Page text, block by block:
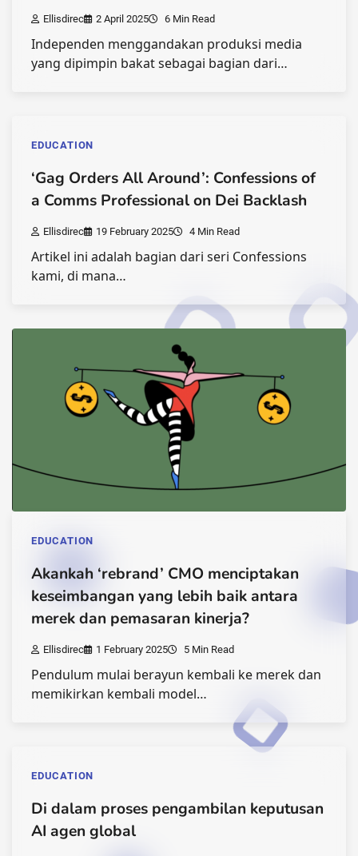
Ellisdirec 2 April 2025 6 Min Read
Independen menggandakan produksi media
yang dipimpin bakat sebagai bagian dari…
EDUCATION
‘Gag Orders All Around’: Confessions of
a Comms Professional on Dei Backlash
Ellisdirec 19 February 2025 4 Min Read
Artikel ini adalah bagian dari seri Confessions
kami, di mana…
EDUCATION
Akankah ‘rebrand’ CMO menciptakan
keseimbangan yang lebih baik antara
merek dan pemasaran kinerja?
Ellisdirec 1 February 2025 5 Min Read
Pendulum mulai berayun kembali ke merek dan
memikirkan kembali model…
EDUCATION
Di dalam proses pengambilan keputusan
AI agen global